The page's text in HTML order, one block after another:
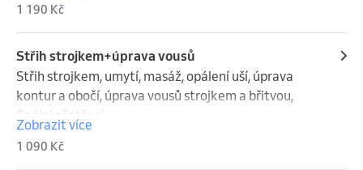
1 190 Kč
Střih strojkem+úprava vousů
Střih strojkem, umytí, masáž, opálení uší, úprava
kontur a obočí, úprava vousů strojkem a břitvou,
finální ošetření
Zobrazit více
1 090 Kč